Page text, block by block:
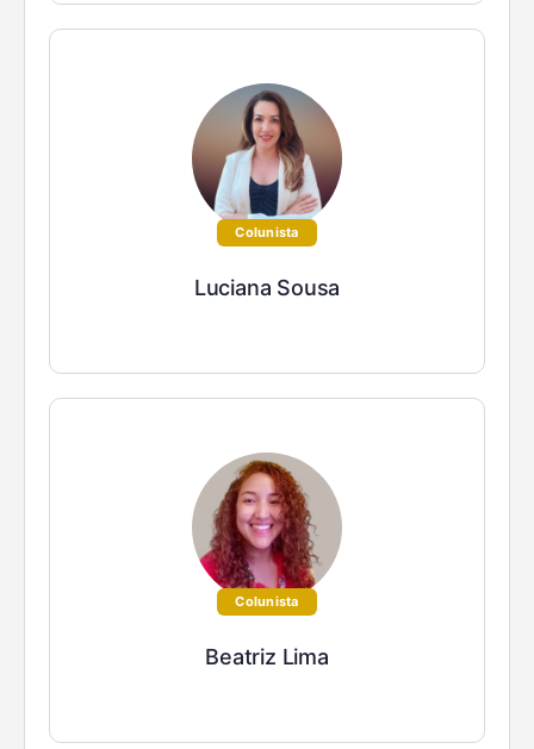
Colunista
Luciana Sousa
Colunista
Beatriz Lima